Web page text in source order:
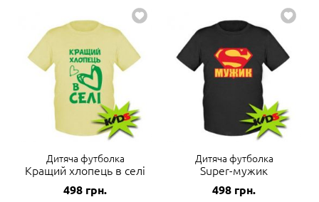
Дитяча футболка
Кращий хлопець в селі
498 грн.
Дитяча футболка
Super-мужик
498 грн.